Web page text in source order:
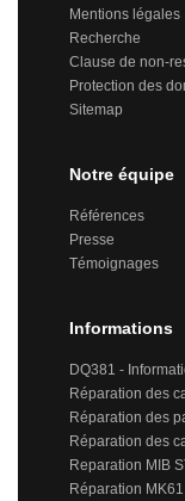
Mentions légales
Recherche
Clause de non-
Protection des
Sitemap
Notre équipe
Références
Presse
Témoignages
Informations
DQ381 -
Réparation des
Réparation des
Réparation des
Reparation MIB
Réparation MK61